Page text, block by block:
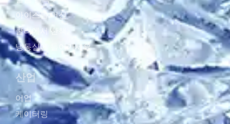
아이스볼 머신
쿨러에서 산책
냉동실에 들어가세요
산업
어업
케이터링